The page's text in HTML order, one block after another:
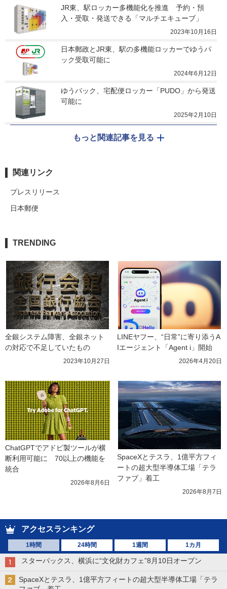
JR東、駅ロッカー多機能化を推進　予約・預
入・受取・発送できる「マルチエキューブ」
2023年10月16日
日本郵政とJR東、駅の多機能ロッカーでゆうパ
ック受取可能に
2024年6月12日
ゆうパック、宅配便ロッカー「PUDO」から発送
可能に
2025年2月10日
もっと関連記事を見る
関連リンク
プレスリリース
日本郵便
TRENDING
全銀システム障害、全銀ネット
の対応で不足していたもの
2023年10月27日
LINEヤフー、“日常”に寄り添うA
Iエージェント「Agent i」開始
2026年4月20日
ChatGPTでアドビ製ツールが横
断利用可能に　70以上の機能を
統合
2026年8月6日
SpaceXとテスラ、1億平方フィ
ートの超大型半導体工場「テラ
ファブ」着工
2026年8月7日
アクセスランキング
1時間 24時間 1週間 1カ月
スターバックス、横浜に“文化財カフェ”8月10日オープン
SpaceXとテスラ、1億平方フィートの超大型半導体工場「テラ